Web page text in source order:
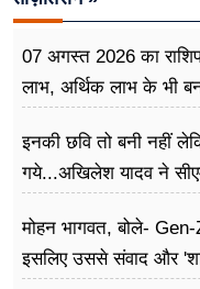
07 अगस्त 2026 का
लाभ, अर्थिक लाभ के भी
इनकी छवि तो बनी नहीं
गये...अखिलेश यादव ने
मोहन भागवत, बोले- Gen-
इसलिए उससे संवाद और